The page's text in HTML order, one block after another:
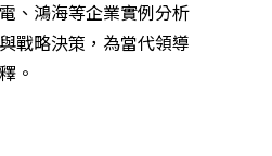
、鴻海等企業實例分析
戰略決策，為當代領導
。